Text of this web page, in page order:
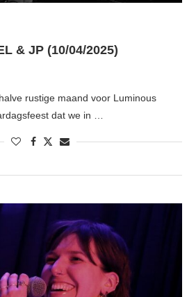
& JP (10/04/2025)
rustige maand voor Luminous
dat we in …